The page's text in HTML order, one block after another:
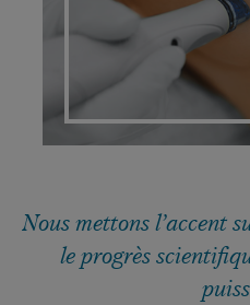
Nous mettons l’accent
le progrès